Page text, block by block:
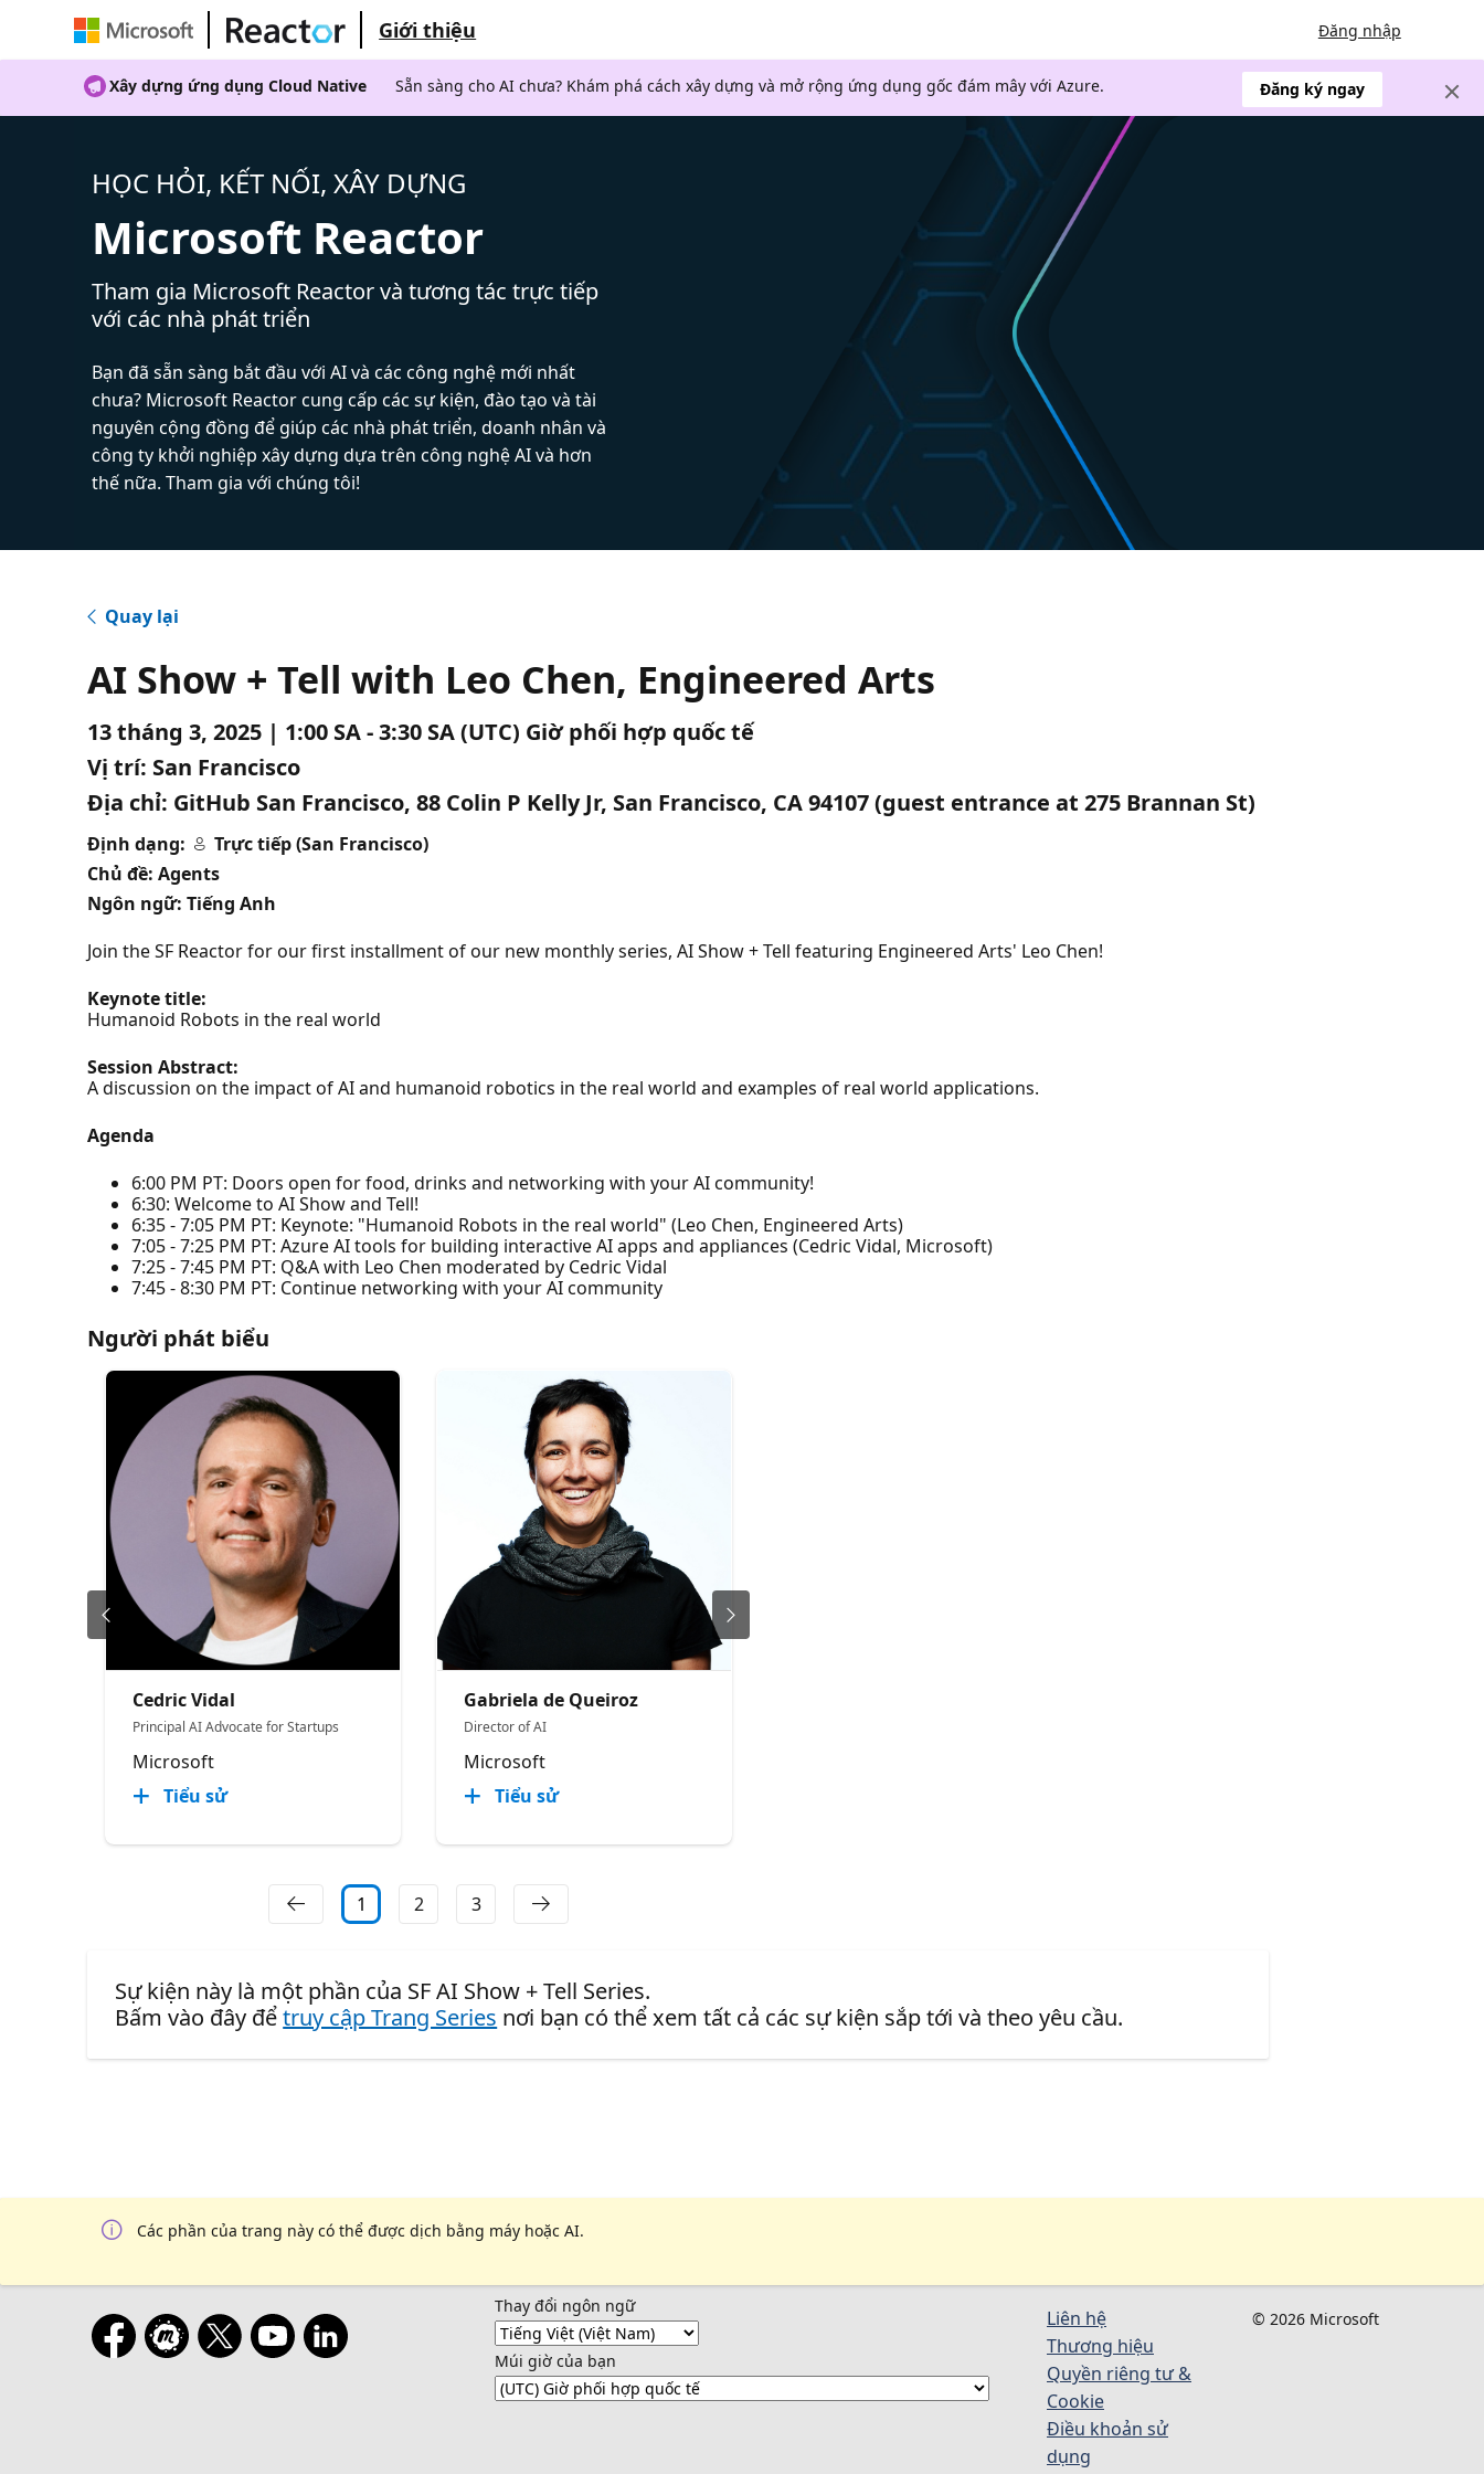
Giới thiệu Đăng nhập
Xây dựng ứng dụng Cloud Native Sẵn sàng cho AI chưa? Khám phá cách xây dựng và mở rộng ứng dụng gốc đám mây với Azure. Đăng ký ngay
HỌC HỎI, KẾT NỐI, XÂY DỰNG
Microsoft Reactor
Tham gia Microsoft Reactor và tương tác trực tiếp
với các nhà phát triển
Bạn đã sẵn sàng bắt đầu với AI và các công nghệ mới nhất
chưa? Microsoft Reactor cung cấp các sự kiện, đào tạo và tài
nguyên cộng đồng để giúp các nhà phát triển, doanh nhân và
công ty khởi nghiệp xây dựng dựa trên công nghệ AI và hơn
thế nữa. Tham gia với chúng tôi!
Quay lại
AI Show + Tell with Leo Chen, Engineered Arts
13 tháng 3, 2025 | 1:00 SA - 3:30 SA (UTC) Giờ phối hợp quốc tế
Vị trí: San Francisco
Địa chỉ: GitHub San Francisco, 88 Colin P Kelly Jr, San Francisco, CA 94107 (guest entrance at 275 Brannan St)
Định dạng:
Trực tiếp (San Francisco)
Chủ đề: Agents
Ngôn ngữ: Tiếng Anh
Join the SF Reactor for our first installment of our new monthly series, AI Show + Tell featuring Engineered Arts' Leo Chen!
Keynote title:
Humanoid Robots in the real world
Session Abstract:
A discussion on the impact of AI and humanoid robotics in the real world and examples of real world applications.
Agenda
6:00 PM PT: Doors open for food, drinks and networking with your AI community!
6:30: Welcome to AI Show and Tell!
6:35 - 7:05 PM PT: Keynote: "Humanoid Robots in the real world" (Leo Chen, Engineered Arts)
7:05 - 7:25 PM PT: Azure AI tools for building interactive AI apps and appliances (Cedric Vidal, Microsoft)
7:25 - 7:45 PM PT: Q&A with Leo Chen moderated by Cedric Vidal
7:45 - 8:30 PM PT: Continue networking with your AI community
Người phát biểu
Cedric Vidal
Principal AI Advocate for Startups
Microsoft
Tiểu sử
Gabriela de Queiroz
Director of AI
Microsoft
Tiểu sử
1 2 3
Sự kiện này là một phần của SF AI Show + Tell Series.
Bấm vào đây đểtruy cập Trang Series nơi bạn có thể xem tất cả các sự kiện sắp tới và theo yêu cầu.
Các phần của trang này có thể được dịch bằng máy hoặc AI.
Thay đổi ngôn ngữ
Múi giờ của bạn
Liên hệ
Thương hiệu
Quyền riêng tư &
Cookie
Điều khoản sử
dụng
© 2026 Microsoft